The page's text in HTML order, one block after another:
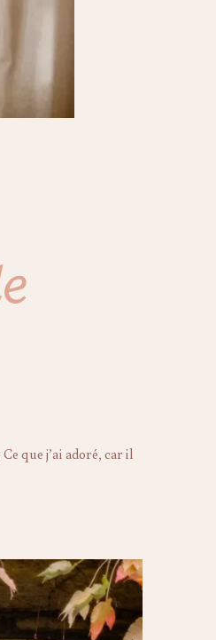
que j’ai adoré, car il